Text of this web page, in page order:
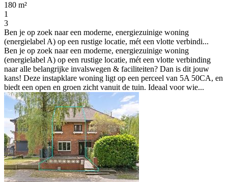
180 m²
1
3
Ben je op zoek naar een moderne, energiezuinige woning
(energielabel A) op een rustige locatie, mét een vlotte verbindi...
Ben je op zoek naar een moderne, energiezuinige woning
(energielabel A) op een rustige locatie, mét een vlotte verbinding
naar alle belangrijke invalswegen & faciliteiten? Dan is dit jouw
kans! Deze instapklare woning ligt op een perceel van 5A 50CA, en
biedt een open en groen zicht vanuit de tuin. Ideaal voor wie...